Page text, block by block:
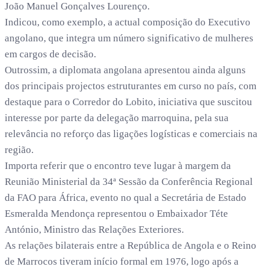
João Manuel Gonçalves Lourenço.
Indicou, como exemplo, a actual composição do Executivo
angolano, que integra um número significativo de mulheres
em cargos de decisão.
Outrossim, a diplomata angolana apresentou ainda alguns
dos principais projectos estruturantes em curso no país, com
destaque para o Corredor do Lobito, iniciativa que suscitou
interesse por parte da delegação marroquina, pela sua
relevância no reforço das ligações logísticas e comerciais na
região.
Importa referir que o encontro teve lugar à margem da
Reunião Ministerial da 34ª Sessão da Conferência Regional
da FAO para África, evento no qual a Secretária de Estado
Esmeralda Mendonça representou o Embaixador Téte
António, Ministro das Relações Exteriores.
As relações bilaterais entre a República de Angola e o Reino
de Marrocos tiveram início formal em 1976, logo após a